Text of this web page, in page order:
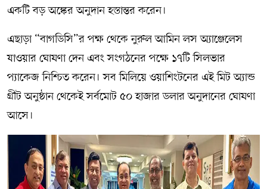
একটি বড় অঙ্কের অনুদান হস্তান্তর করেন।
এছাড়া “বাগডিসি”র পক্ষ থেকে নুরুল আমিন লস অ্যাঞ্জেলেস
যাওয়ার ঘোষণা দেন এবং সংগঠনের পক্ষে ১৭টি সিলভার
প্যাকেজ নিশ্চিত করেন। সব মিলিয়ে ওয়াশিংটনের এই মিট অ্যান্ড
গ্রীট অনুষ্ঠান থেকেই সর্বমোট ৫০ হাজার ডলার অনুদানের ঘোষণা
আসে।